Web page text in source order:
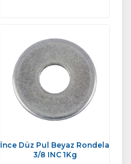
İnce Düz Pul Beyaz Rondela
3/8 INC 1Kg